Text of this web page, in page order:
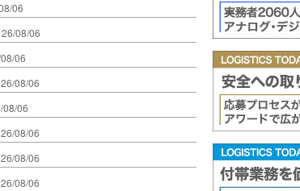
06
26/08/06
06
26/08/06
08/06
26/08/06
26/08/06
26/08/06